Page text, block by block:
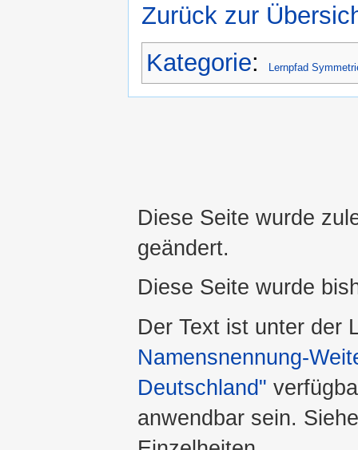
Zurück zur
Kategorie: Lernpfad
Diese Seite wurde
geändert.
Diese Seite wurde
Der Text ist unter der
Namensnennung-
Deutschland"
anwendbar sein.